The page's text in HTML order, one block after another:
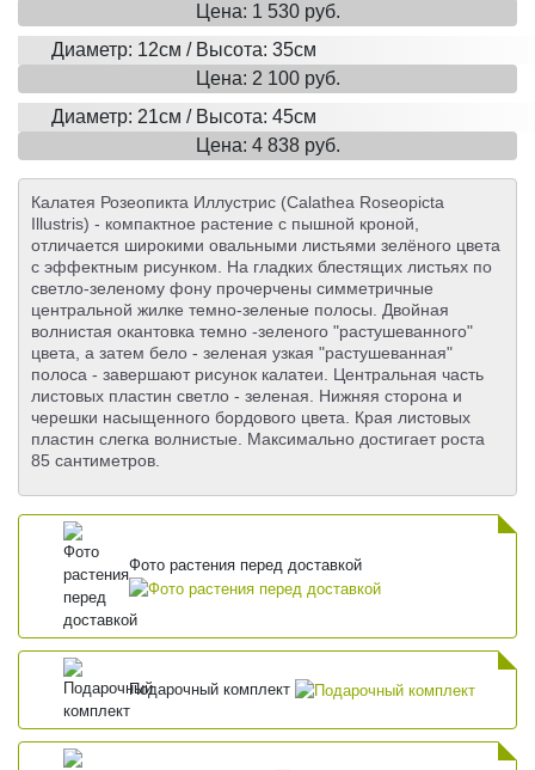
Цена: 1 530 руб.
Диаметр: 12см / Высота: 35см
Цена: 2 100 руб.
Диаметр: 21см / Высота: 45см
Цена: 4 838 руб.
Калатея Розеопикта Иллустрис (Calathea Roseopicta
Illustris) - компактное растение с пышной кроной,
отличается широкими овальными листьями зелёного цвета
с эффектным рисунком. На гладких блестящих листьях по
светло-зеленому фону прочерчены симметричные
центральной жилке темно-зеленые полосы. Двойная
волнистая окантовка темно -зеленого "растушеванного"
цвета, а затем бело - зеленая узкая "растушеванная"
полоса - завершают рисунок калатеи. Центральная часть
листовых пластин светло - зеленая. Нижняя сторона и
черешки насыщенного бордового цвета. Края листовых
пластин слегка волнистые. Максимально достигает роста
85 сантиметров.
Фото растения перед доставкой
Подарочный комплект